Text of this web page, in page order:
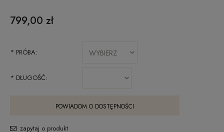
799,00 zł
* PRÓBA:
* DŁUGOŚĆ:
POWIADOM O DOSTĘPNOŚCI
zapytaj o produkt